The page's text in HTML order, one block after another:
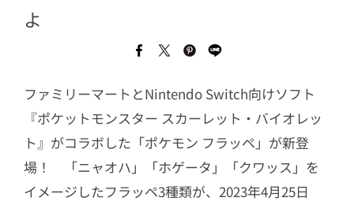
よ
ファミリーマートとNintendo Switch向けソフト
『ポケットモンスター スカーレット・バイオレッ
ト』がコラボした「ポケモン フラッペ」が新登
場！ 「ニャオハ」「ホゲータ」「クワッス」を
イメージしたフラッペ3種類が、2023年4月25日